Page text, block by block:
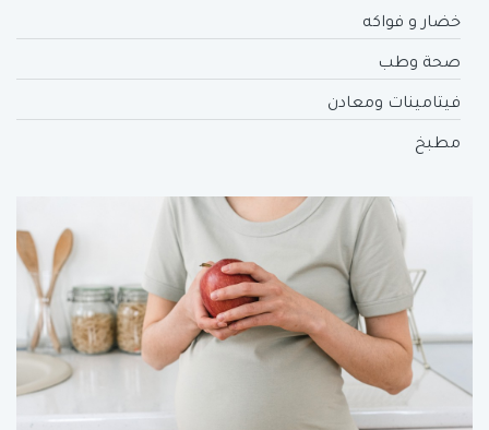
خضار و فواكه
صحة وطب
فيتامينات ومعادن
مطبخ